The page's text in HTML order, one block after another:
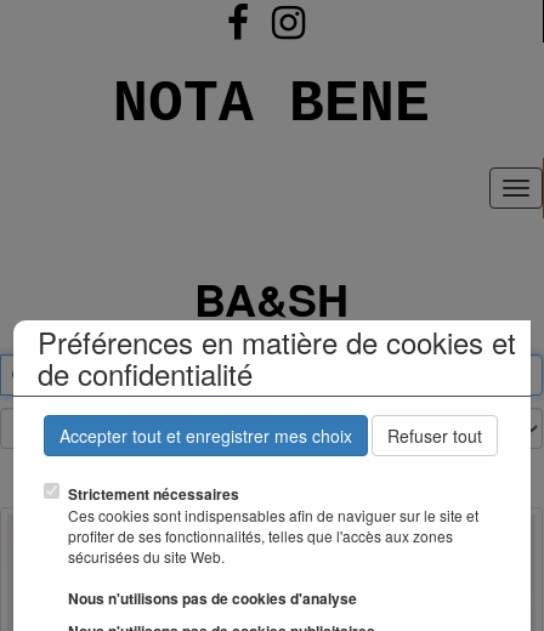
Préférences en matière de cookies et
de confidentialité
Accepter tout et enregistrer mes choix Refuser tout
Strictement nécessaires
Ces cookies sont indispensables afin de naviguer sur le site et
profiter de ses fonctionnalités, telles que l'accès aux zones
sécurisées du site Web.
Nous n'utilisons pas de cookies d'analyse
NOTA BENE
BA&SH